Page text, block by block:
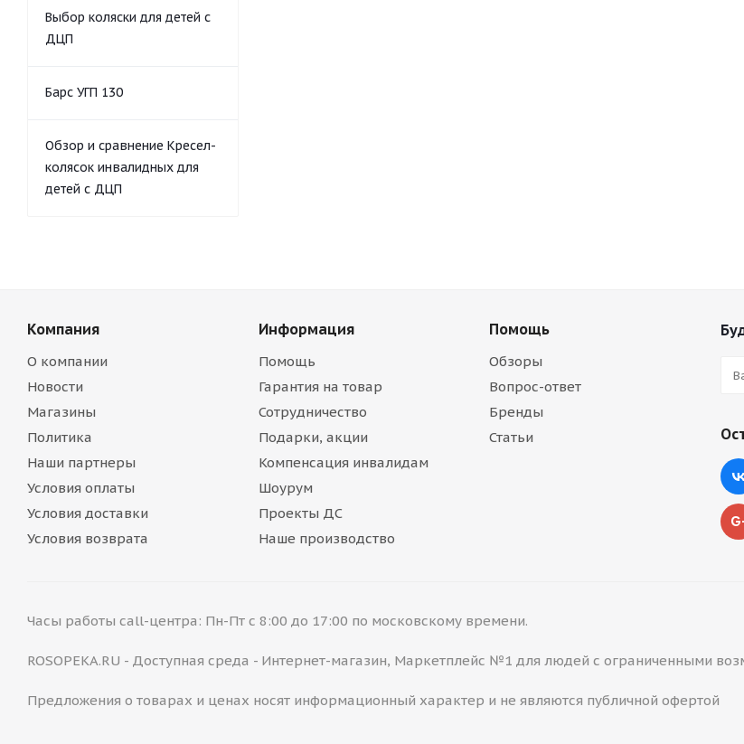
Выбор коляски для детей с
ДЦП
Барс УГП 130
Обзор и сравнение Кресел-
колясок инвалидных для
детей с ДЦП
Компания
О компании
Новости
Магазины
Политика
Наши партнеры
Условия оплаты
Условия доставки
Условия возврата
Информация
Помощь
Гарантия на товар
Сотрудничество
Подарки, акции
Компенсация инвалидам
Шоурум
Проекты ДС
Наше производство
Помощь
Обзоры
Вопрос-ответ
Бренды
Статьи
Часы работы call-центра: Пн-Пт с 8:00 до 17:00 по московскому времени.
ROSOPEKA.RU - Доступная среда - Интернет-магазин, Маркетплейс №1 для людей с ограниченными
Предложения о товарах и ценах носят информационный характер и не являются публичной офертой